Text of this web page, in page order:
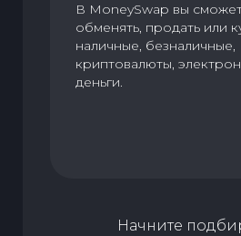
В MoneySwap вы
обменять, продать или
наличные, безналичные,
криптовалюты,
деньги.
Начните